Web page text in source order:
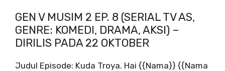
GEN V MUSIM 2 EP. 8 (SERIAL TV AS,
GENRE: KOMEDI, DRAMA, AKSI) –
DIRILIS PADA 22 OKTOBER
Judul Episode: Kuda Troya. Hai {{Nama}} {{Nama